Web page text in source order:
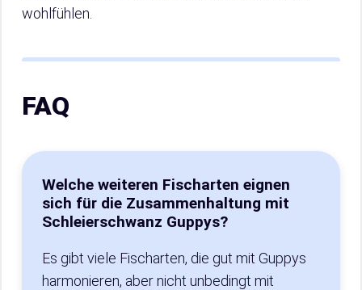
wohlfühlen.
FAQ
Welche weiteren Fischarten eignen
sich für die Zusammenhaltung mit
Schleierschwanz Guppys?
Es gibt viele Fischarten, die gut mit Guppys
harmonieren, aber nicht unbedingt mit